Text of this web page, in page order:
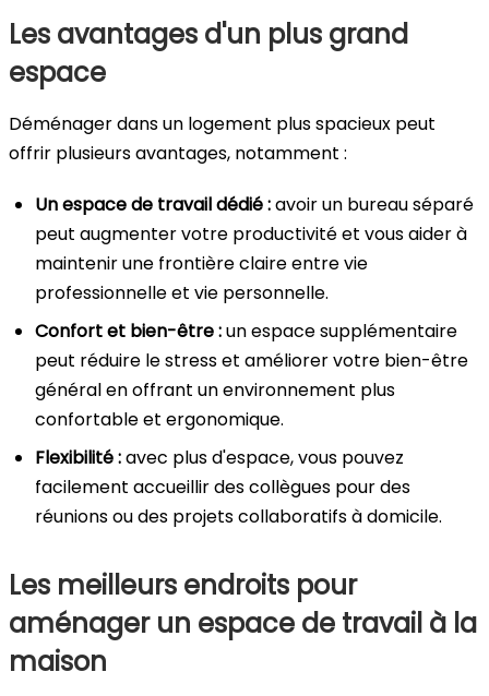
Les avantages d'un plus grand
espace
Déménager dans un logement plus spacieux peut
offrir plusieurs avantages, notamment :
Un espace de travail dédié :avoir un bureau séparé
peut augmenter votre productivité et vous aider à
maintenir une frontière claire entre vie
professionnelle et vie personnelle.
Confort et bien-être :un espace supplémentaire
peut réduire le stress et améliorer votre bien-être
général en offrant un environnement plus
confortable et ergonomique.
Flexibilité :avec plus d'espace, vous pouvez
facilement accueillir des collègues pour des
réunions ou des projets collaboratifs à domicile.
Les meilleurs endroits pour
aménager un espace de travail à la
maison